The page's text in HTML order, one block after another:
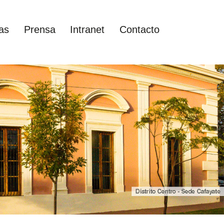
Prensa Intranet Contacto